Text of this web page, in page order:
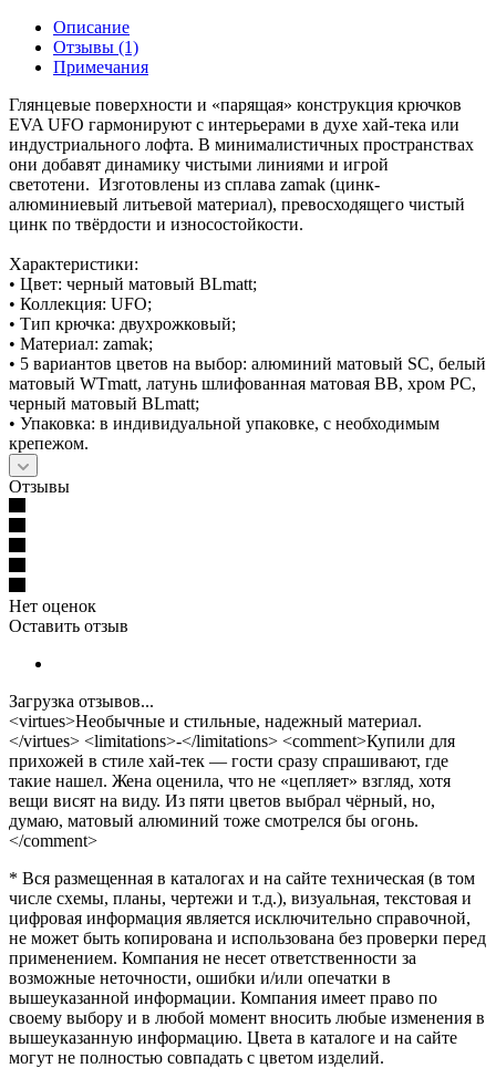
Описание
Отзывы (1)
Примечания
Глянцевые поверхности и «парящая» конструкция крючков
EVA UFO гармонируют с интерьерами в духе хай-тека или
индустриального лофта. В минималистичных пространствах
они добавят динамику чистыми линиями и игрой
светотени. Изготовлены из сплава zamak (цинк-
алюминиевый литьевой материал), превосходящего чистый
цинк по твёрдости и износостойкости.
Характеристики:
• Цвет: черный матовый BLmatt;
• Коллекция: UFO;
• Тип крючка: двухрожковый;
• Материал: zamak;
• 5 вариантов цветов на выбор: алюминий матовый SC, белый
матовый WTmatt, латунь шлифованная матовая BB, хром PC,
черный матовый BLmatt;
• Упаковка: в индивидуальной упаковке, с необходимым
крепежом.
Отзывы
Нет оценок
Оставить отзыв
Загрузка отзывов...
<virtues>Необычные и стильные, надежный материал.
</virtues> <limitations>-</limitations> <comment>Купили для
прихожей в стиле хай-тек — гости сразу спрашивают, где
такие нашел. Жена оценила, что не «цепляет» взгляд, хотя
вещи висят на виду. Из пяти цветов выбрал чёрный, но,
думаю, матовый алюминий тоже смотрелся бы огонь.
</comment>
* Вся размещенная в каталогах и на сайте техническая (в том
числе схемы, планы, чертежи и т.д.), визуальная, текстовая и
цифровая информация является исключительно справочной,
не может быть копирована и использована без проверки перед
применением. Компания не несет ответственности за
возможные неточности, ошибки и/или опечатки в
вышеуказанной информации. Компания имеет право по
своему выбору и в любой момент вносить любые изменения в
вышеуказанную информацию. Цвета в каталоге и на сайте
могут не полностью совпадать с цветом изделий.